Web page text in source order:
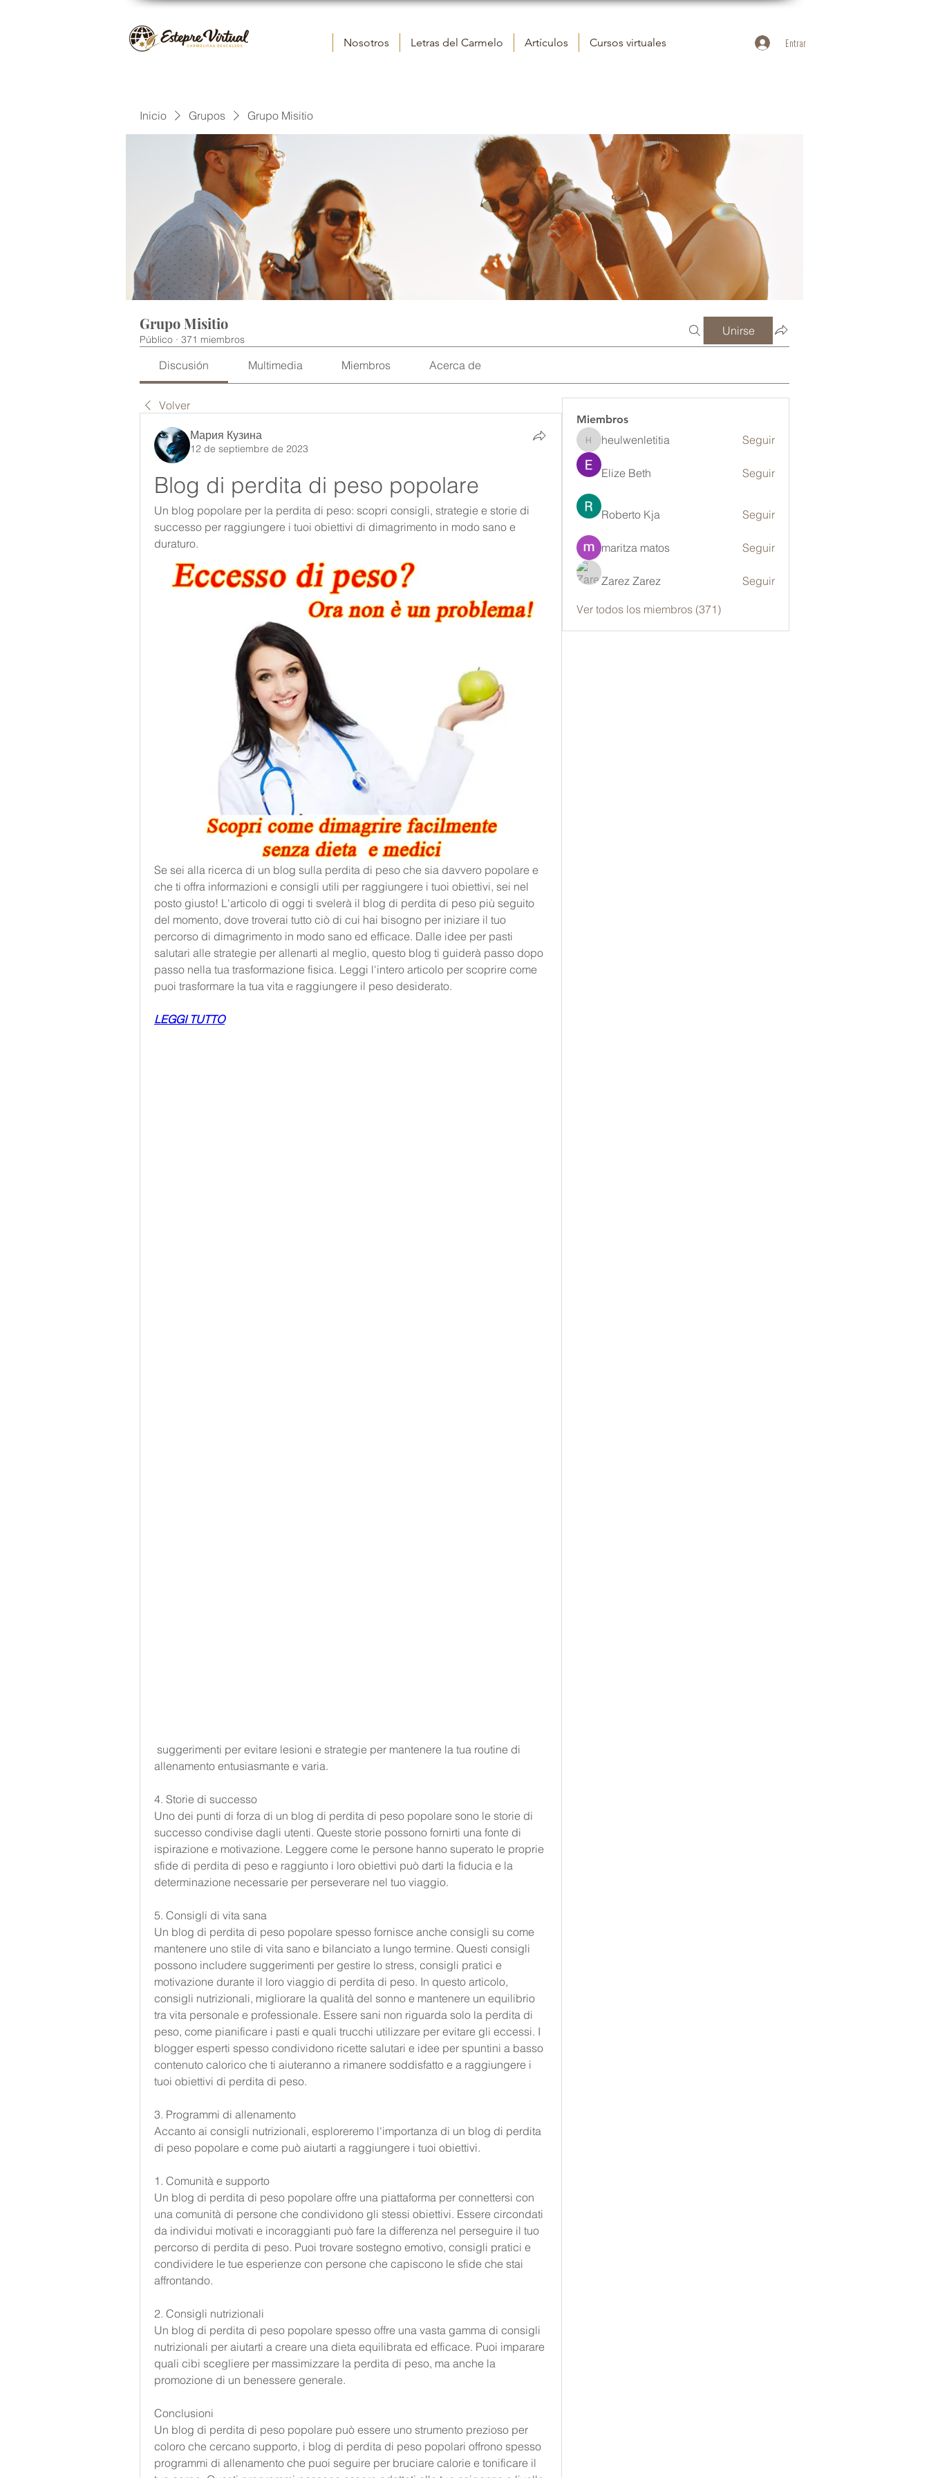
Nosotros Letras del Carmelo Artículos Cursos virtuales Entrar
Inicio Grupos Grupo Misitio
Grupo Misitio
Público · 371 miembros
Unirse
Discusión Multimedia Miembros Acerca de
Volver
Мария Кузина
12 de septiembre de 2023
Blog di perdita di peso popolare
Un blog popolare per la perdita di peso: scopri consigli, strategie e storie di
successo per raggiungere i tuoi obiettivi di dimagrimento in modo sano e
duraturo.
Se sei alla ricerca di un blog sulla perdita di peso che sia davvero popolare e
che ti offra informazioni e consigli utili per raggiungere i tuoi obiettivi, sei nel
posto giusto! L'articolo di oggi ti svelerà il blog di perdita di peso più seguito
del momento, dove troverai tutto ciò di cui hai bisogno per iniziare il tuo
percorso di dimagrimento in modo sano ed efficace. Dalle idee per pasti
salutari alle strategie per allenarti al meglio, questo blog ti guiderà passo dopo
passo nella tua trasformazione fisica. Leggi l'intero articolo per scoprire come
puoi trasformare la tua vita e raggiungere il peso desiderato.
LEGGI TUTTO
allenamento entusiasmante e varia.
4. Storie di successo
Uno dei punti di forza di un blog di perdita di peso popolare sono le storie di
successo condivise dagli utenti. Queste storie possono fornirti una fonte di
ispirazione e motivazione. Leggere come le persone hanno superato le proprie
sfide di perdita di peso e raggiunto i loro obiettivi può darti la fiducia e la
determinazione necessarie per perseverare nel tuo viaggio.
5. Consigli di vita sana
Un blog di perdita di peso popolare spesso fornisce anche consigli su come
mantenere uno stile di vita sano e bilanciato a lungo termine. Questi consigli
possono includere suggerimenti per gestire lo stress, consigli pratici e
motivazione durante il loro viaggio di perdita di peso. In questo articolo,
consigli nutrizionali, migliorare la qualità del sonno e mantenere un equilibrio
tra vita personale e professionale. Essere sani non riguarda solo la perdita di
peso, come pianificare i pasti e quali trucchi utilizzare per evitare gli eccessi. I
blogger esperti spesso condividono ricette salutari e idee per spuntini a basso
contenuto calorico che ti aiuteranno a rimanere soddisfatto e a raggiungere i
tuoi obiettivi di perdita di peso.
3. Programmi di allenamento
Accanto ai consigli nutrizionali, esploreremo l'importanza di un blog di perdita
di peso popolare e come può aiutarti a raggiungere i tuoi obiettivi.
1. Comunità e supporto
Un blog di perdita di peso popolare offre una piattaforma per connettersi con
una comunità di persone che condividono gli stessi obiettivi. Essere circondati
da individui motivati e incoraggianti può fare la differenza nel perseguire il tuo
percorso di perdita di peso. Puoi trovare sostegno emotivo, consigli pratici e
condividere le tue esperienze con persone che capiscono le sfide che stai
affrontando.
2. Consigli nutrizionali
Un blog di perdita di peso popolare spesso offre una vasta gamma di consigli
nutrizionali per aiutarti a creare una dieta equilibrata ed efficace. Puoi imparare
quali cibi scegliere per massimizzare la perdita di peso, ma anche la
promozione di un benessere generale.
Conclusioni
Un blog di perdita di peso popolare può essere uno strumento prezioso per
coloro che cercano supporto, i blog di perdita di peso popolari offrono spesso
programmi di allenamento che puoi seguire per bruciare calorie e tonificare il
Miembros
heulwenletitia
heulwenletitia Seguir
Elize Beth Seguir
Roberto Kja Seguir
maritza matos Seguir
Zarez Zarez Seguir
Ver todos los miembros (371)